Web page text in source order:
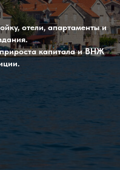
отели, апартаменты и
капитала и ВНЖ